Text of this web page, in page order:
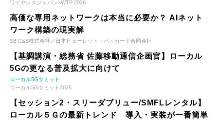
ワイヤレスジャパン×WTP 2026
高価な専用ネットワークは本当に必要か？ AIネット
ワーク構築の現実解
SB C&S株式会社／日本ヒューレット・パッカード合同会社
【基調講演・総務省 佐藤移動通信企画官】ローカル
5Gの更なる普及拡大に向けて
ローカル5Gサミット
ローカル5Gサミット2025
【セッション2・スリーダブリュー/SMFLレンタル】
ローカル５Ｇの最新トレンド 導入・実装が一番簡単